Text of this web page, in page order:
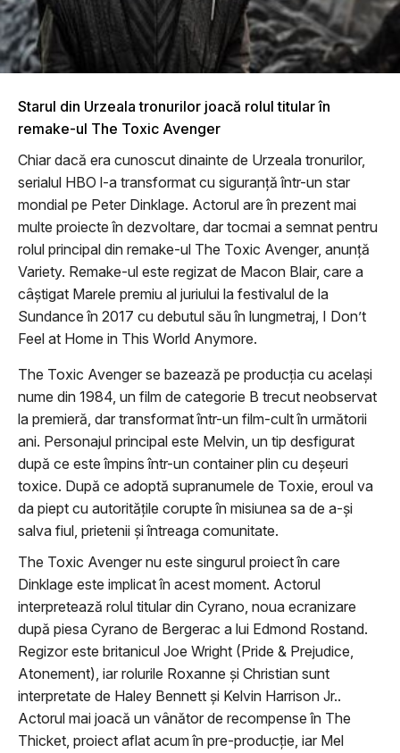
Starul din Urzeala tronurilor joacă rolul titular în
remake-ul The Toxic Avenger
Chiar dacă era cunoscut dinainte de Urzeala tronurilor,
serialul HBO l-a transformat cu siguranţă într-un star
mondial pe Peter Dinklage. Actorul are în prezent mai
multe proiecte în dezvoltare, dar tocmai a semnat pentru
rolul principal din remake-ul The Toxic Avenger, anunţă
Variety. Remake-ul este regizat de Macon Blair, care a
câştigat Marele premiu al juriului la festivalul de la
Sundance în 2017 cu debutul său în lungmetraj, I Don’t
Feel at Home in This World Anymore.
The Toxic Avenger se bazează pe producţia cu acelaşi
nume din 1984, un film de categorie B trecut neobservat
la premieră, dar transformat într-un film-cult în următorii
ani. Personajul principal este Melvin, un tip desfigurat
după ce este împins într-un container plin cu deşeuri
toxice. După ce adoptă supranumele de Toxie, eroul va
da piept cu autorităţile corupte în misiunea sa de a-şi
salva fiul, prietenii şi întreaga comunitate.
The Toxic Avenger nu este singurul proiect în care
Dinklage este implicat în acest moment. Actorul
interpretează rolul titular din Cyrano, noua ecranizare
după piesa Cyrano de Bergerac a lui Edmond Rostand.
Regizor este britanicul Joe Wright (Pride & Prejudice,
Atonement), iar rolurile Roxanne şi Christian sunt
interpretate de Haley Bennett şi Kelvin Harrison Jr..
Actorul mai joacă un vânător de recompense în The
Thicket, proiect aflat acum în pre-producţie, iar Mel